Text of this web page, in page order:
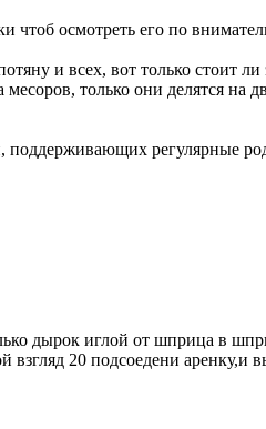
чтоб осмотреть его по
и всех, вот только стоит ли
только они делятся на
поддерживающих регулярные
дырок иглой от шприца в
взгляд 20 подсоедени